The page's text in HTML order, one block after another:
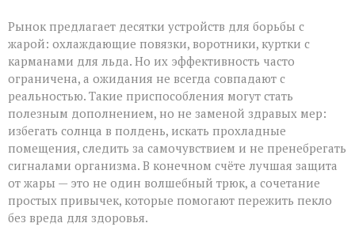
Рынок предлагает десятки устройств для борьбы с
жарой: охлаждающие повязки, воротники, куртки с
карманами для льда. Но их эффективность часто
ограничена, а ожидания не всегда совпадают с
реальностью. Такие приспособления могут стать
полезным дополнением, но не заменой здравых мер:
избегать солнца в полдень, искать прохладные
помещения, следить за самочувствием и не пренебрегать
сигналами организма. В конечном счёте лучшая защита
от жары — это не один волшебный трюк, а сочетание
простых привычек, которые помогают пережить пекло
без вреда для здоровья.